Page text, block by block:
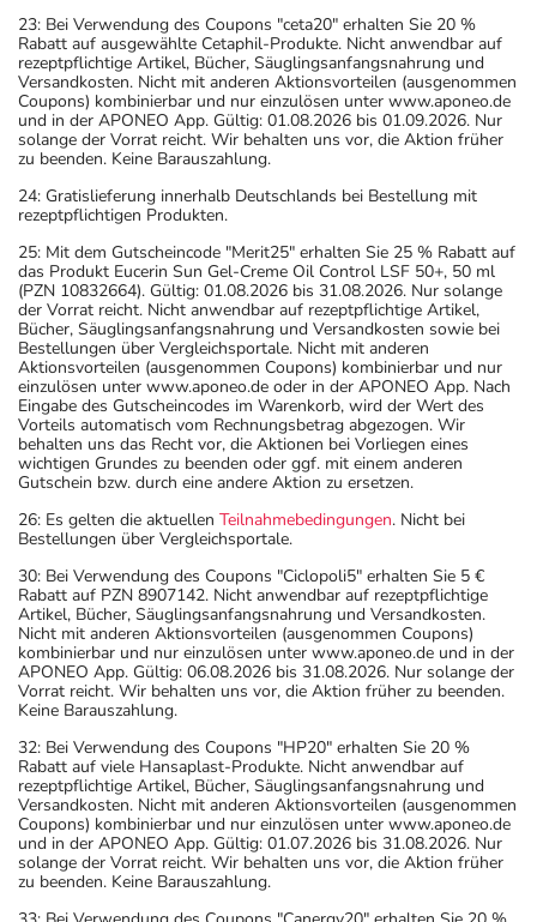
23: Bei Verwendung des Coupons "ceta20" erhalten Sie 20 %
Rabatt auf ausgewählte Cetaphil-Produkte. Nicht anwendbar auf
rezeptpflichtige Artikel, Bücher, Säuglingsanfangsnahrung und
Versandkosten. Nicht mit anderen Aktionsvorteilen (ausgenommen
Coupons) kombinierbar und nur einzulösen unter www.aponeo.de
und in der APONEO App. Gültig: 01.08.2026 bis 01.09.2026. Nur
solange der Vorrat reicht. Wir behalten uns vor, die Aktion früher
zu beenden. Keine Barauszahlung.
24: Gratislieferung innerhalb Deutschlands bei Bestellung mit
rezeptpflichtigen Produkten.
25: Mit dem Gutscheincode "Merit25" erhalten Sie 25 % Rabatt auf
das Produkt Eucerin Sun Gel-Creme Oil Control LSF 50+, 50 ml
(PZN 10832664). Gültig: 01.08.2026 bis 31.08.2026. Nur solange
der Vorrat reicht. Nicht anwendbar auf rezeptpflichtige Artikel,
Bücher, Säuglingsanfangsnahrung und Versandkosten sowie bei
Bestellungen über Vergleichsportale. Nicht mit anderen
Aktionsvorteilen (ausgenommen Coupons) kombinierbar und nur
einzulösen unter www.aponeo.de oder in der APONEO App. Nach
Eingabe des Gutscheincodes im Warenkorb, wird der Wert des
Vorteils automatisch vom Rechnungsbetrag abgezogen. Wir
behalten uns das Recht vor, die Aktionen bei Vorliegen eines
wichtigen Grundes zu beenden oder ggf. mit einem anderen
Gutschein bzw. durch eine andere Aktion zu ersetzen.
26: Es gelten die aktuellen Teilnahmebedingungen. Nicht bei
Bestellungen über Vergleichsportale.
30: Bei Verwendung des Coupons "Ciclopoli5" erhalten Sie 5 €
Rabatt auf PZN 8907142. Nicht anwendbar auf rezeptpflichtige
Artikel, Bücher, Säuglingsanfangsnahrung und Versandkosten.
Nicht mit anderen Aktionsvorteilen (ausgenommen Coupons)
kombinierbar und nur einzulösen unter www.aponeo.de und in der
APONEO App. Gültig: 06.08.2026 bis 31.08.2026. Nur solange der
Vorrat reicht. Wir behalten uns vor, die Aktion früher zu beenden.
Keine Barauszahlung.
32: Bei Verwendung des Coupons "HP20" erhalten Sie 20 %
Rabatt auf viele Hansaplast-Produkte. Nicht anwendbar auf
rezeptpflichtige Artikel, Bücher, Säuglingsanfangsnahrung und
Versandkosten. Nicht mit anderen Aktionsvorteilen (ausgenommen
Coupons) kombinierbar und nur einzulösen unter www.aponeo.de
und in der APONEO App. Gültig: 01.07.2026 bis 31.08.2026. Nur
solange der Vorrat reicht. Wir behalten uns vor, die Aktion früher
zu beenden. Keine Barauszahlung.